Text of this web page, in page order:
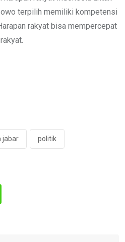
terpilih memiliki kompetensi
rakyat bisa mempercepat
jabar politik